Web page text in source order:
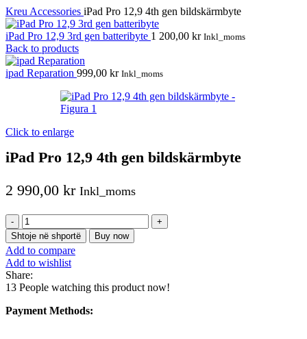
Kreu Accessories iPad Pro 12,9 4th gen bildskärmbyte
iPad Pro 12,9 3rd gen batteribyte 1 200,00 kr Inkl_moms
Back to products
ipad Reparation 999,00 kr Inkl_moms
Click to enlarge
iPad Pro 12,9 4th gen bildskärmbyte
2 990,00 kr Inkl_moms
Sasi
iPad
Pro
12,9
4th
gen
bildskärmbyte
Shtoje në shportë Buy now
Add to compare
Add to wishlist
Share:
13 People watching this product now!
Payment Methods: